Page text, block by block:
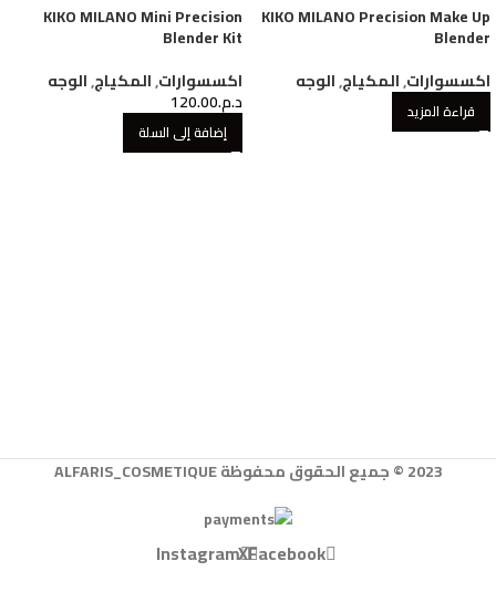
KIKO MILANO Precision Make Up
Blender
اكسسوارات,المكياج,الوجه
قراءة المزيد
KIKO MILANO Mini Precision
Blender Kit
اكسسوارات,المكياج,الوجه
د.م.120.00
إضافة إلى السلة
2023 © جميع الحقوق محفوظة ALFARIS_COSMETIQUE
Facebook
X
Instagram